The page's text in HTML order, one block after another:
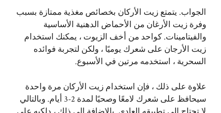
الجواب. يتمتع زيت الأركان بخصائص مغذية ممتازة بسبب
وفرة زيت الأرغان من الأحماض الدهنية الأساسية
والفيتامينات. كواحد من أخف الزيوت ، يمكنك استخدام
زيت الأرجان على شعرك يوميًا ، ولكن لتجربة فوائده
السحرية ، استخدمه مرتين في الأسبوع.
علاوة على ذلك ، فإن استخدام زيت الأركان مرة واحدة
سيحافظ على شعرك لامعًا وصحيًا لمدة 2-3 أيام. وبالتالي